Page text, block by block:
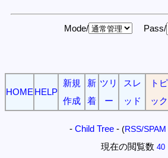
Mode/ Pass/
HOME HELP
新規
作成
新
着
ツリ
ー
スレ
ッド
トピ
ック
- Child Tree - (RSS/
現在の閲覧数 40